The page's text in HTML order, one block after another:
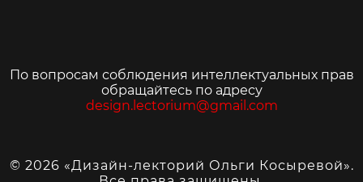
По вопросам соблюдения интеллектуальных прав
обращайтесь по адресу
design.lectorium@gmail.com
© 2026 «Дизайн-лекторий Ольги Косыревой».